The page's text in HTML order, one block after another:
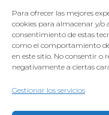
Para ofrecer las mejores
cookies para almacenar y/o
consentimiento de estas
como el comportamiento
en este sitio. No consentir
negativamente a ciertas
Gestionar los servicios